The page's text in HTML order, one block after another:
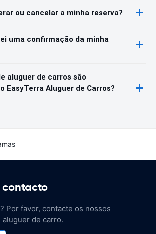
ou cancelar a minha reserva?
uma confirmação da minha
aluguer de carros são
EasyTerra Aluguer de Carros?
Por favor, contacte os nossos
de carro.